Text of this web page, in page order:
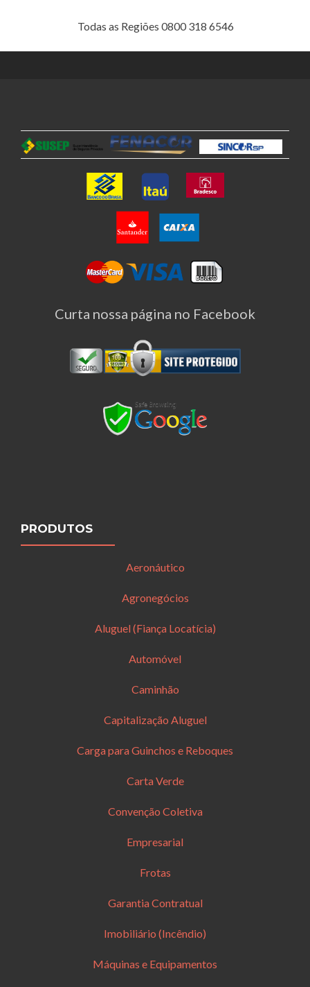
Todas as Regiões 0800 318 6546
Curta nossa página no Facebook
PRODUTOS
Aeronáutico
Agronegócios
Aluguel (Fiança Locatícia)
Automóvel
Caminhão
Capitalização Aluguel
Carga para Guinchos e Reboques
Carta Verde
Convenção Coletiva
Empresarial
Frotas
Garantia Contratual
Imobiliário (Incêndio)
Máquinas e Equipamentos